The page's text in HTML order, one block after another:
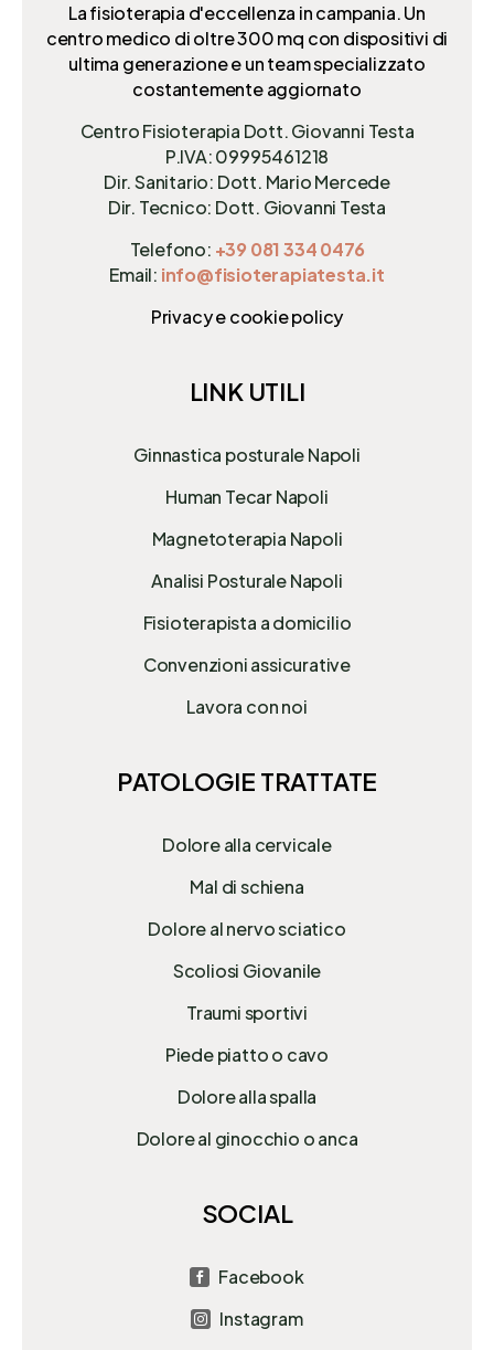
La fisioterapia d'eccellenza in campania. Un
centro medico di oltre 300 mq con dispositivi di
ultima generazione e un team specializzato
costantemente aggiornato
Centro Fisioterapia Dott. Giovanni Testa
P.IVA: 09995461218
Dir. Sanitario: Dott. Mario Mercede
Dir. Tecnico: Dott. Giovanni Testa
Telefono: +39 081 334 0476
Email: info@fisioterapiatesta.it
Privacy e cookie policy
LINK UTILI
Ginnastica posturale Napoli
Human Tecar Napoli
Magnetoterapia Napoli
Analisi Posturale Napoli
Fisioterapista a domicilio
Convenzioni assicurative
Lavora con noi
PATOLOGIE TRATTATE
Dolore alla cervicale
Mal di schiena
Dolore al nervo sciatico
Scoliosi Giovanile
Traumi sportivi
Piede piatto o cavo
Dolore alla spalla
Dolore al ginocchio o anca
SOCIAL
 Facebook

Instagram